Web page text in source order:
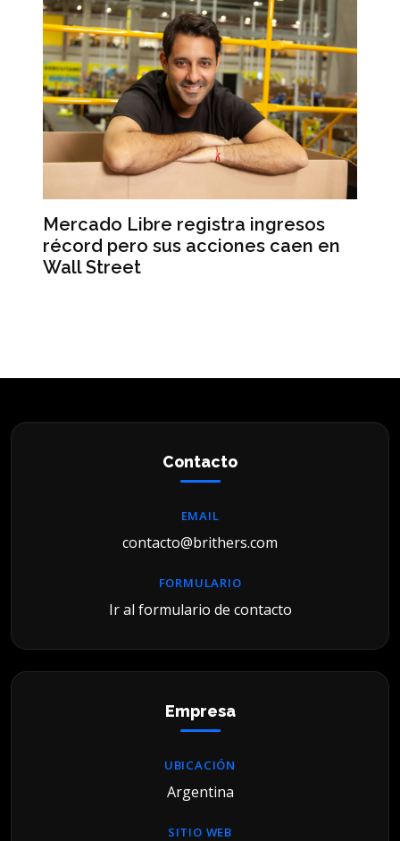
en
L’Oréal lanza NYX Professional
Makeup en la Argentina tras casi
una década sin nuevas marcas
Contacto
EMAIL
contacto@brithers.com
FORMULARIO
Ir al formulario de contacto
Empresa
UBICACIÓN
Argentina
SITIO WEB